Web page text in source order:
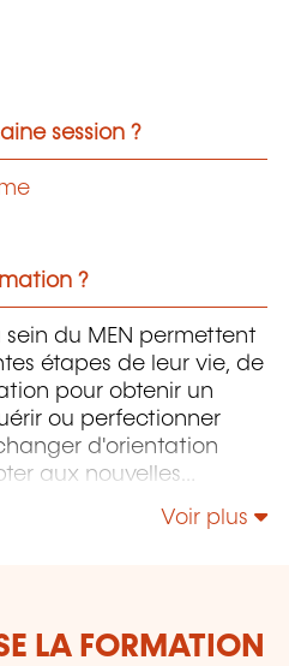
session ?
?
sein du MEN permettent
étapes de leur vie, de
pour obtenir un
ou perfectionner
d'orientation
aux nouvelles
culture personnelle...
Voir plus
LA FORMATION